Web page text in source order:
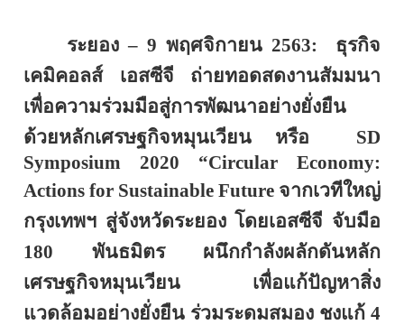
ระยอง – 9 พฤศจิกายน 2563:
ธุรกิจ
เคมิคอลส์ เอสซีจี ถ่ายทอดสดงานสัมมนา
เพื่อความร่วมมือสู่การพัฒนาอย่างยั่งยืน
ด้วยหลักเศรษฐกิจหมุนเวียน หรือ
SD
Symposium 2020 “Circular Economy:
Actions for Sustainable Future จากเวทีใหญ่
กรุงเทพฯ สู่จังหวัดระยอง โดยเอสซีจี จับมือ
180 พันธมิตร ผนึกกำลังผลักดันหลัก
เศรษฐกิจหมุนเวียน เพื่อแก้ปัญหาสิ่ง
แวดล้อมอย่างยั่งยืน ร่วมระดมสมอง ชงแก้ 4